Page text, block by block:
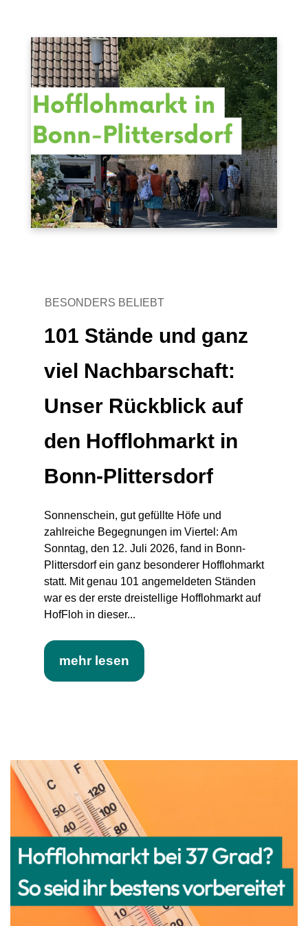
BESONDERS BELIEBT
101 Stände und ganz
viel Nachbarschaft:
Unser Rückblick auf
den Hofflohmarkt in
Bonn-Plittersdorf
Sonnenschein, gut gefüllte Höfe und
zahlreiche Begegnungen im Viertel: Am
Sonntag, den 12. Juli 2026, fand in Bonn-
Plittersdorf ein ganz besonderer Hofflohmarkt
statt. Mit genau 101 angemeldeten Ständen
war es der erste dreistellige Hofflohmarkt auf
HofFloh in dieser...
mehr lesen